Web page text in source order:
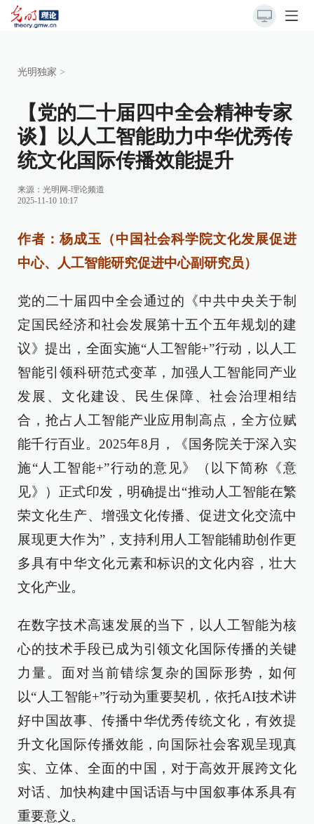
光明独家 >
【党的二十届四中全会精神专家
谈】以人工智能助力中华优秀传
统文化国际传播效能提升
来源： 光明网-理论频道
2025-11-10 10:17
作者：杨成玉（中国社会科学院文化发展促进
中心、人工智能研究促进中心副研究员）
党的二十届四中全会通过的《中共中央关于制
定国民经济和社会发展第十五个五年规划的建
议》提出，全面实施“人工智能+”行动，以人工
智能引领科研范式变革，加强人工智能同产业
发展、文化建设、民生保障、社会治理相结
合，抢占人工智能产业应用制高点，全方位赋
能千行百业。2025年8月，《国务院关于深入实
施“人工智能+”行动的意见》（以下简称《意
见》）正式印发，明确提出“推动人工智能在繁
荣文化生产、增强文化传播、促进文化交流中
展现更大作为”，支持利用人工智能辅助创作更
多具有中华文化元素和标识的文化内容，壮大
文化产业。
在数字技术高速发展的当下，以人工智能为核
心的技术手段已成为引领文化国际传播的关键
力量。面对当前错综复杂的国际形势，如何
以“人工智能+”行动为重要契机，依托AI技术讲
好中国故事、传播中华优秀传统文化，有效提
升文化国际传播效能，向国际社会客观呈现真
实、立体、全面的中国，对于高效开展跨文化
对话、加快构建中国话语与中国叙事体系具有
重要意义。